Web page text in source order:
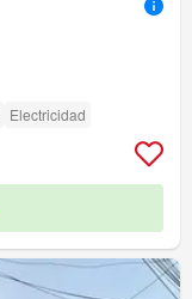
Electricidad